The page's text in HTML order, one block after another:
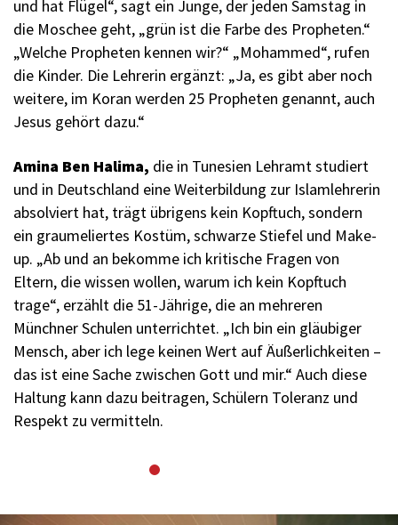
und hat Flügel“, sagt ein Junge, der jeden Samstag in
die Moschee geht, „grün ist die Farbe des Propheten.“
„Welche Propheten kennen wir?“ „Mohammed“, rufen
die Kinder. Die Lehrerin ergänzt: „Ja, es gibt aber noch
weitere, im Koran werden 25 Propheten genannt, auch
Jesus gehört dazu.“
Amina Ben Halima, die in Tunesien Lehramt studiert
und in Deutschland eine Weiterbildung zur Islamlehrerin
absolviert hat, trägt übrigens kein Kopftuch, sondern
ein graumeliertes Kostüm, schwarze Stiefel und Make-
up. „Ab und an bekomme ich kritische Fragen von
Eltern, die wissen wollen, warum ich kein Kopftuch
trage“, erzählt die 51-Jährige, die an mehreren
Münchner Schulen unterrichtet. „Ich bin ein gläubiger
Mensch, aber ich lege keinen Wert auf Äußerlichkeiten –
das ist eine Sache zwischen Gott und mir.“ Auch diese
Haltung kann dazu beitragen, Schülern Toleranz und
Respekt zu vermitteln.